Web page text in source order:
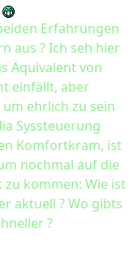
Erfahrungen
aus ? Ich seh hier
Äquivalent von
einfällt, aber
ehrlich zu sein
Syssteuerung
Komfortkram, ist
nochmal auf die
zu kommen: Wie ist
aktuell ? Wo gibts
?